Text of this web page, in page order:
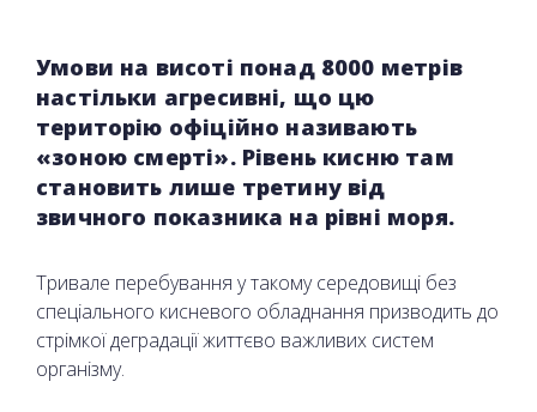
Умови на висоті понад 8000 метрів
настільки агресивні, що цю
територію офіційно називають
«зоною смерті». Рівень кисню там
становить лише третину від
звичного показника на рівні моря.
Тривале перебування у такому середовищі без
спеціального кисневого обладнання призводить до
стрімкої деградації життєво важливих систем
організму.